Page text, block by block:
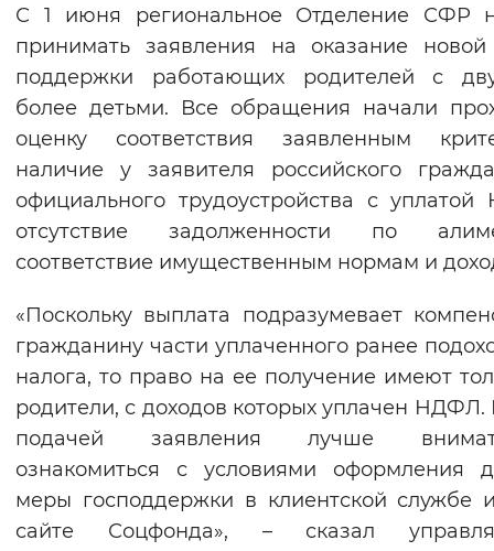
Монохромный Инверсивный
Синий фон
Изображения
Включены Выключены
Воспроизвести Остановить
Вернуть стандартные настройки
С 1 июня региональное Отделение СФР
принимать заявления на оказание
поддержки работающих родителей с
более детьми. Все обращения начали
оценку соответствия заявленным
наличие у заявителя российского
официального трудоустройства с
отсутствие задолженности по
соответствие имущественным нормам и
«Поскольку выплата подразумевает
гражданину части уплаченного ранее
налога, то право на ее получение имеют
родители, с доходов которых уплачен
подачей заявления лучше
ознакомиться с условиями оформления
меры господдержки в клиентской службе
сайте Соцфонда», – сказал